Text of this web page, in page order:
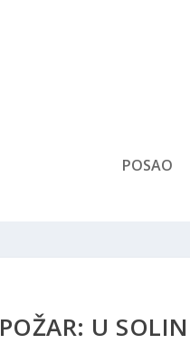
POSAO
POŽAR: U